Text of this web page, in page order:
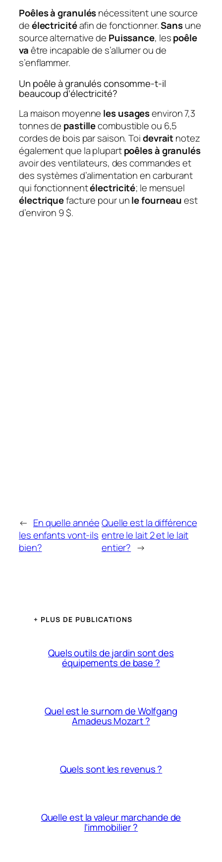
Poêles à granulésnécessitent une source
deélectricitéafin de fonctionner.Sansune
source alternative de Puissance, lespoêle
vaêtre incapable de s’allumer ou de
s’enflammer.
Un poêle à granulés consomme-t-il
beaucoup d’électricité?
La maison moyenne les usagesenviron 7,3
tonnes de pastillecombustible ou 6,5
cordes de bois par saison. Toidevraitnotez
également que la plupartpoêles à granulés
avoir des ventilateurs, des commandes et
des systèmes d’alimentation en carburant
qui fonctionnentélectricité; le mensuel
électriquefacture pour unle fourneauest
d’environ 9 $.
← En quelle année
les enfants vont-ils
bien?
Quelle est la différence
entre le lait 2 et le lait
entier? →
+ PLUS DE PUBLICATIONS
Quels outils de jardin sont des
équipements de base ?
Quel est le surnom de Wolfgang
Amadeus Mozart ?
Quels sont les revenus ?
Quelle est la valeur marchande de
l’immobilier ?